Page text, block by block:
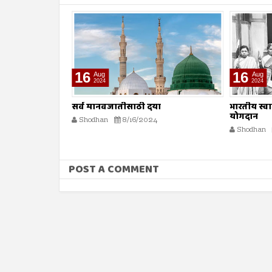
16 Aug
2024
भारतीय स्वातंत्र्य लढ्यातील स्त्रियांचे
योगदान
16 Aug
2024
मधमाशी
Shodhan
POST A COMMENT